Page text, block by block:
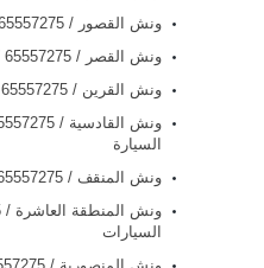
ونش القصور / 65557275 / افضل ونش متنقل
ونش القصر / 65557275 / افضل ونش 24 ساعة
ونش القرين / 65557275 / افضل خدمة طريق
السيارة
ونش المنقف / 65557275 / افضل كراج وبنشر متنقل
السيارات